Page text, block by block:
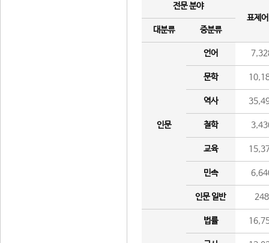
전문 분야
표제
대분류
중분류
인문
언어
문학
역사
철학
교육
민속
인문 일반 248
법률